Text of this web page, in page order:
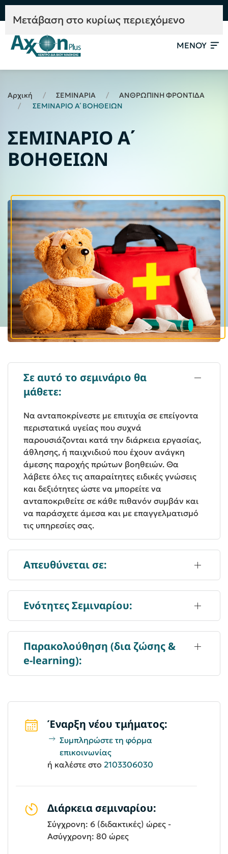
Mετάβαση στο κυρίως περιεχόμενο
ΜΕΝΟΥ
Αρχική ΣΕΜΙΝΑΡΙΑ
ΑΝΘΡΩΠΙΝΗ ΦΡΟΝΤΙΔΑ
ΣΕΜΙΝΑΡΙΟ Α΄ ΒΟΗΘΕΙΩΝ
ΣΕΜΙΝΑΡΙΟ Α΄
ΒΟΗΘΕΙΩΝ
Σε αυτό το σεμινάριο θα
μάθετε:
Να ανταποκρίνεστε με επιτυχία σε επείγοντα
περιστατικά υγείας που συχνά
παρουσιάζονται κατά την διάρκεια εργασίας,
άθλησης, ή παιχνιδιού που έχουν ανάγκη
άμεσης παροχής πρώτων βοηθειών. Θα
λάβετε όλες τις απαραίτητες ειδικές γνώσεις
και δεξιότητες ώστε να μπορείτε να
ανταποκριθείτε σε κάθε πιθανόν συμβάν και
να παράσχετε άμεσα και με επαγγελματισμό
τις υπηρεσίες σας.
Απευθύνεται σε:
Ενότητες Σεμιναρίου:
Παρακολούθηση (δια ζώσης &
e-learning):
Έναρξη νέου τμήματος:
Συμπληρώστε τη φόρμα
επικοινωνίας
ή καλέστε στο 2103306030
Διάρκεια σεμιναρίου:
Σύγχρονη: 6 (διδακτικές) ώρες -
Ασύγχρονη: 80 ώρες